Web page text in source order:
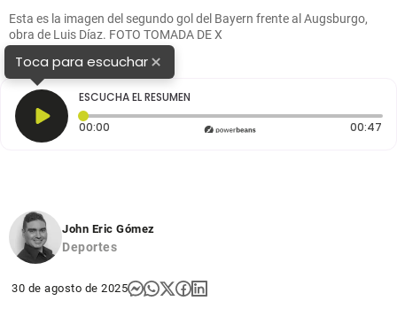
Esta es la imagen del segundo gol del Bayern frente al Augsburgo,
obra de Luis Díaz. FOTO TOMADA DE X
Toca para escuchar×
ESCUCHA EL RESUMEN
00:00 Tiempo transcurrido: 0 segundos 00:47
John Eric Gómez
Deportes
30 de agosto de 2025